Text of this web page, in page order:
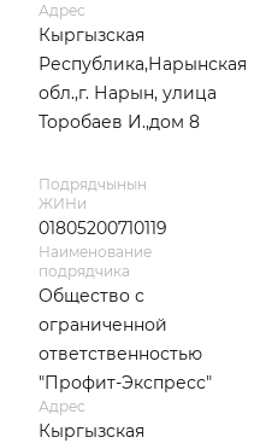
Адрес
Кыргызская
Республика,Нарынская
обл.,г. Нарын, улица
Торобаев И.,дом 8
Подрядчынын
ЖИНи
01805200710119
Наименование
подрядчика
Общество с
ограниченной
ответственностью
"Профит-Экспресс"
Адрес
Кыргызская